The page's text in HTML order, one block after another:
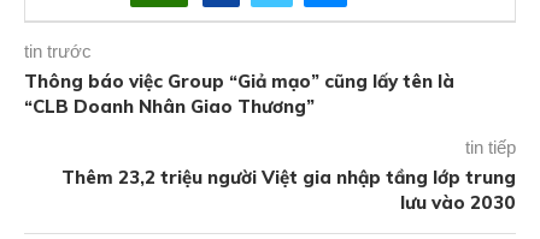
tin trước
Thông báo việc Group “Giả mạo” cũng lấy tên là
“CLB Doanh Nhân Giao Thương”
tin tiếp
Thêm 23,2 triệu người Việt gia nhập tầng lớp trung
lưu vào 2030